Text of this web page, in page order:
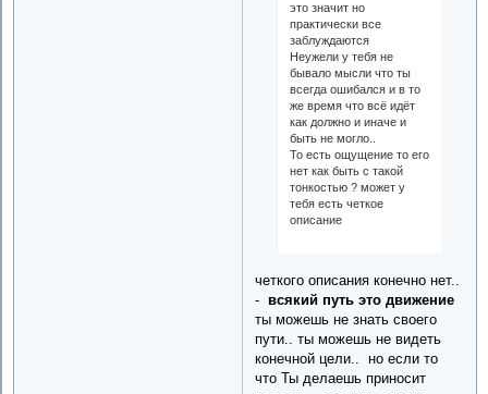
это значит но
практически все
заблуждаются
Неужели у тебя не
бывало мысли что ты
всегда ошибался и в то
же время что всё идёт
как должно и иначе и
быть не могло..
То есть ощущение то его
нет как быть с такой
тонкостью ? может у
тебя есть четкое
описание
четкого описания конечно нет..
-всякий путь это движение
ты можешь не знать своего
пути.. ты можешь не видеть
конечной цели.. но если то
что Ты делаешь приносит